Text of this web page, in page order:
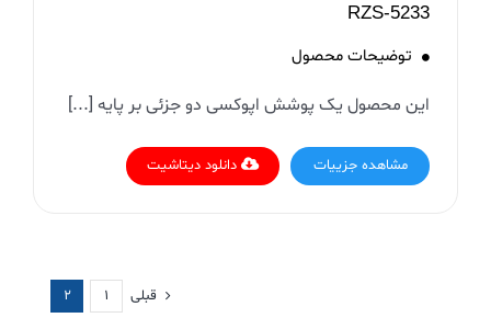
RZS-5233
توضیحات محصول
این محصول یک پوشش اپوکسی دو جزئی بر پایه [...]
مشاهده جزییات دانلود دیتاشیت
قبلی 1
2